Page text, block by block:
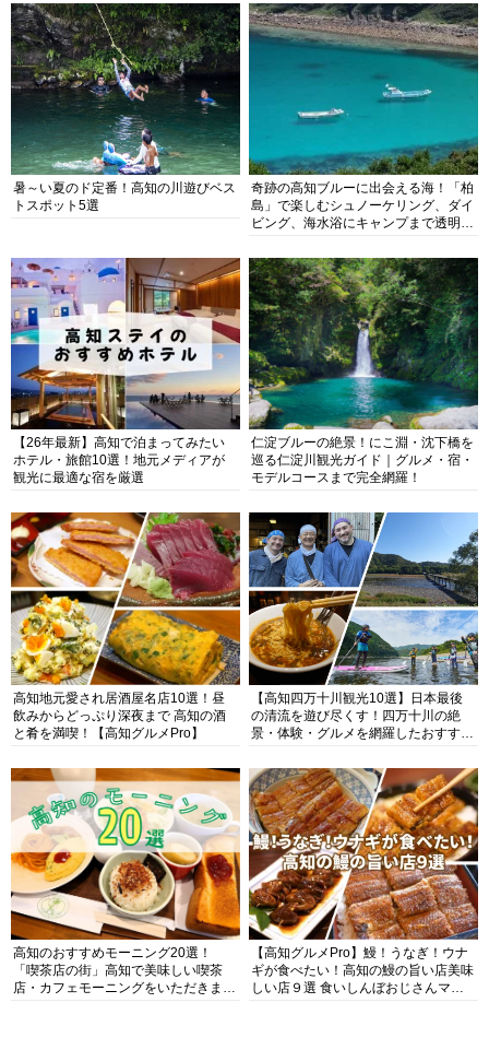
暑～い夏のド定番！高知の川遊びベス
トスポット5選
奇跡の高知ブルーに出会える海！「柏
島」で楽しむシュノーケリング、ダイ
ビング、海水浴にキャンプまで透明度
【26年最新】高知で泊まってみたい
ホテル・旅館10選！地元メディアが
観光に最適な宿を厳選
仁淀ブルーの絶景！にこ淵・沈下橋を
巡る仁淀川観光ガイド｜グルメ・宿・
モデルコースまで完全網羅！
高知地元愛され居酒屋名店10選！昼
飲みからどっぷり深夜まで 高知の酒
と肴を満喫！【高知グルメPro】
【高知四万十川観光10選】日本最後
の清流を遊び尽くす！四万十川の絶
景・体験・グルメを網羅したおすすめ
高知のおすすめモーニング20選！
「喫茶店の街」高知で美味しい喫茶
店・カフェモーニングをいただきま
【高知グルメPro】鰻！うなぎ！ウナ
ギが食べたい！高知の鰻の旨い店美味
しい店９選 食いしんぼおじさんマッ